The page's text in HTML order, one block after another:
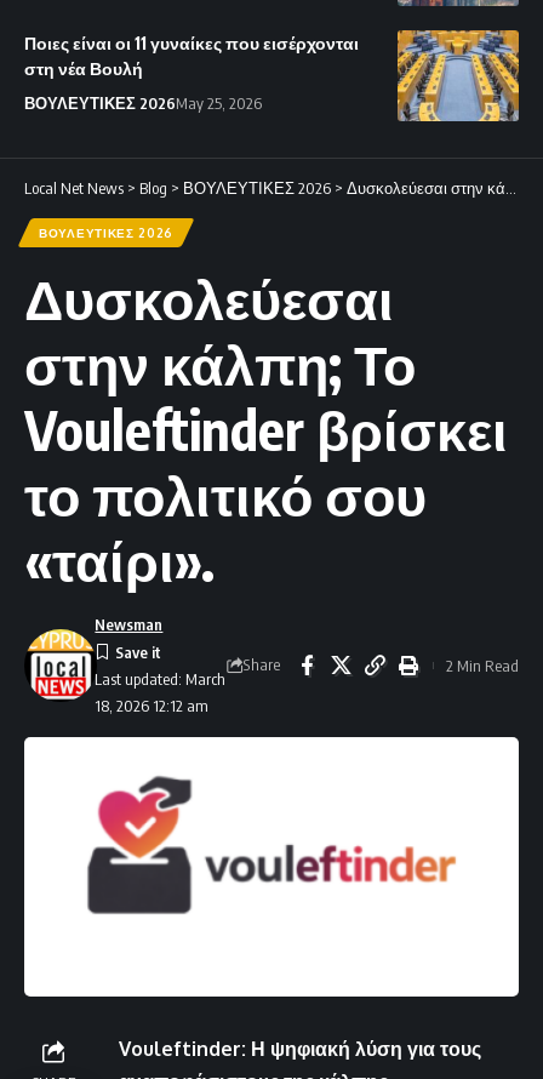
Ποιες είναι οι 11 γυναίκες που εισέρχονται
στη νέα Βουλή
ΒΟΥΛΕΥΤΙΚΕΣ 2026May 25, 2026
Local Net News > Blog > ΒΟΥΛΕΥΤΙΚΕΣ 2026 > Δυσκολεύεσαι στην κάλπη; Το Vouleftinder βρίσκει το πολιτικό σου «ταίρι».
ΒΟΥΛΕΥΤΙΚΕΣ 2026
Δυσκολεύεσαι
στην κάλπη; Το
Vouleftinder βρίσκει
το πολιτικό σου
«ταίρι».
Last updated: March
18, 2026 12:12 am
Newsman
Share 2 Min Read
Vouleftinder: Η ψηφιακή λύση για τους